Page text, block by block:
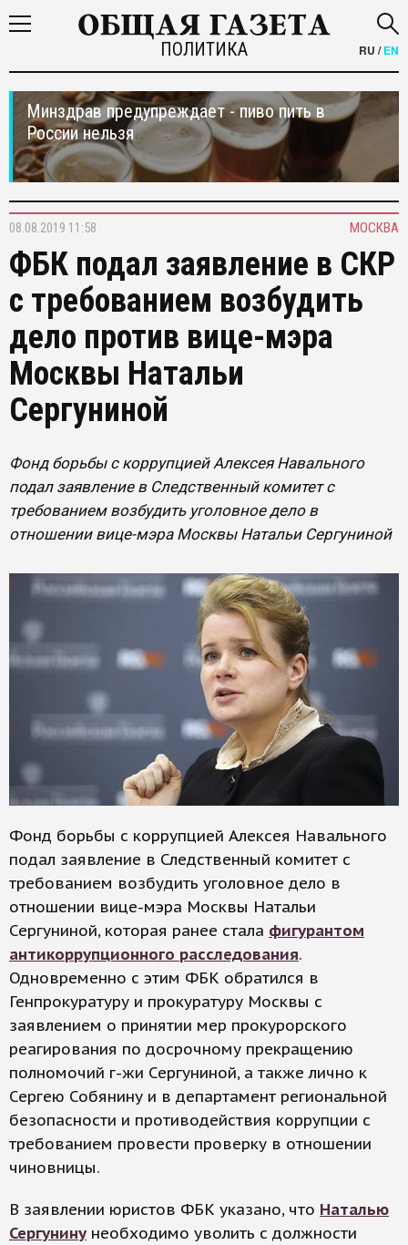
ПОЛИТИКА RU /EN
Минздрав предупреждает - пиво пить в
России нельзя
МОСКВА
08.08.2019 11:58
ФБК подал заявление в СКР
с требованием возбудить
дело против вице-мэра
Москвы Натальи
Сергуниной
Фонд борьбы с коррупцией Алексея Навального
подал заявление в Следственный комитет с
требованием возбудить уголовное дело в
отношении вице-мэра Москвы Натальи Сергуниной
Фонд борьбы с коррупцией Алексея Навального
подал заявление в Следственный комитет с
требованием возбудить уголовное дело в
отношении вице-мэра Москвы Натальи
Сергуниной, которая ранее стала фигурантом
антикоррупционного расследования.
Одновременно с этим ФБК обратился в
Генпрокуратуру и прокуратуру Москвы с
заявлением о принятии мер прокурорского
реагирования по досрочному прекращению
полномочий г-жи Сергуниной, а также лично к
Сергею Собянину и в департамент региональной
безопасности и противодействия коррупции с
требованием провести проверку в отношении
чиновницы.
В заявлении юристов ФБК указано, что Наталью
Сергунинунеобходимо уволить с должности